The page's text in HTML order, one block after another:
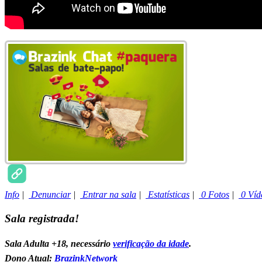
Info | Denunciar| Entrar na sala | Estatísticas | 0 Fotos | 0
Sala registrada!
Sala Adulta +18, necessário verificação da idade.
Dono Atual: BrazinkNetwork